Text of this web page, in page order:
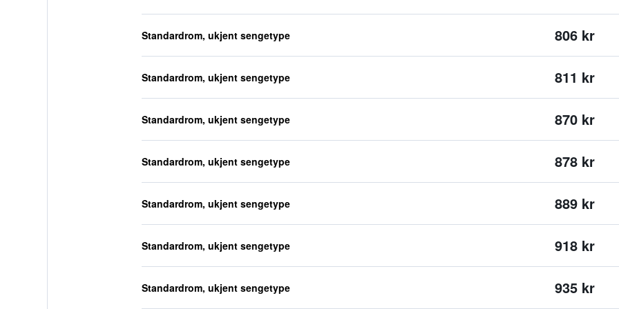
Standardrom, ukjent sengetype 806 kr
Standardrom, ukjent sengetype 811 kr
Standardrom, ukjent sengetype 870 kr
Standardrom, ukjent sengetype 878 kr
Standardrom, ukjent sengetype 889 kr
Standardrom, ukjent sengetype 918 kr
Standardrom, ukjent sengetype 935 kr